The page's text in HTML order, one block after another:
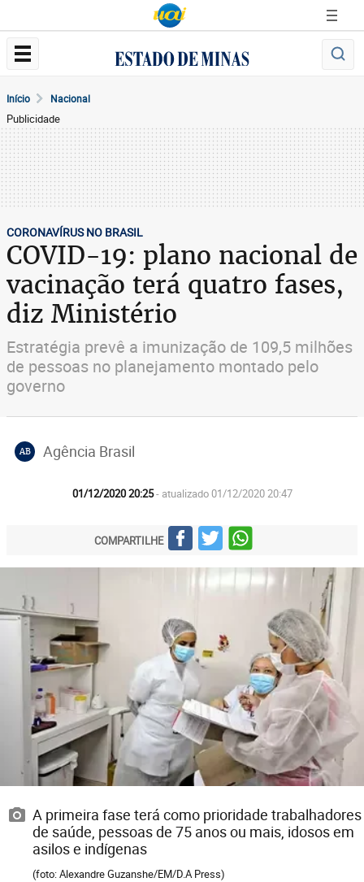
Início Nacional
Publicidade
CORONAVÍRUS NO BRASIL
COVID-19: plano nacional de
vacinação terá quatro fases,
diz Ministério
Estratégia prevê a imunização de 109,5 milhões
de pessoas no planejamento montado pelo
governo
AB Agência Brasil
01/12/2020 20:25- atualizado 01/12/2020 20:47
COMPARTILHE
A primeira fase terá como prioridade trabalhadores
de saúde, pessoas de 75 anos ou mais, idosos em
asilos e indígenas
(foto: Alexandre Guzanshe/EM/D.A Press)